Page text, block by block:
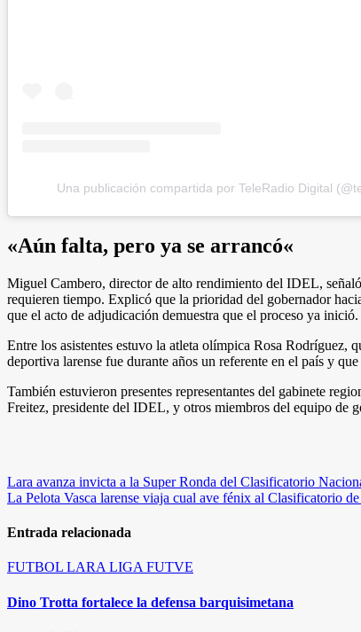
Una publicación compartida por TeleRadio Digital
«Aún falta, pero ya se arrancó«
Miguel Cambero, director de alto rendimiento del IDEL,
requieren tiempo. Explicó que la prioridad del gobernador
que el acto de adjudicación demuestra que el proceso ya inició.
Entre los asistentes estuvo la atleta olímpica Rosa Rodríguez,
deportiva larense fue durante años un referente en el país y
También estuvieron presentes representantes del gabinete
Freitez, presidente del IDEL, y otros miembros del equipo de
Navegación
de
entradas
Lara avanza invicta a la Super Ronda del Clasificatorio
La Pelota Vasca larense viaja cual ave fénix al Clasificatorio
Entrada relacionada
FUTBOL LARA LIGA FUTVE
Dino Trotta fortalece la defensa barquisimetana